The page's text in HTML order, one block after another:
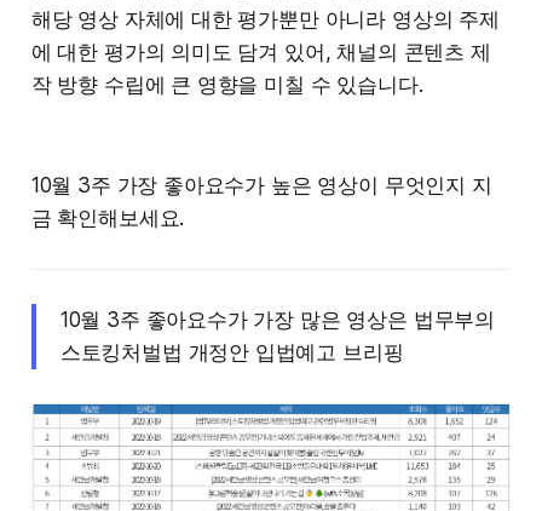
해당 영상 자체에 대한 평가뿐만 아니라 영상의 주제
에 대한 평가의 의미도 담겨 있어, 채널의 콘텐츠 제
작 방향 수립에 큰 영향을 미칠 수 있습니다.
10월 3주 가장 좋아요수가 높은 영상이 무엇인지 지
금 확인해보세요.
10월 3주 좋아요수가 가장 많은 영상은 법무부의
스토킹처벌법 개정안 입법예고 브리핑